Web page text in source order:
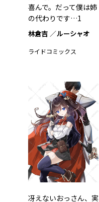
喜んで。だって僕は姉
の代わりです…1
林倉吉 ルーシャオ
ライドコミックス
冴えないおっさん、実